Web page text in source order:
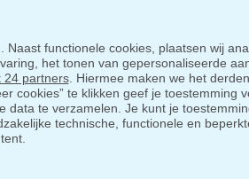
functionele cookies, plaatsen wij
het tonen van gepersonaliseerde
24 partners. Hiermee maken we het
cookies” te klikken geef je toestemming
te verzamelen. Je kunt je
technische, functionele en